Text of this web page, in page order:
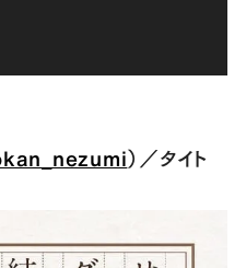
）／タイト